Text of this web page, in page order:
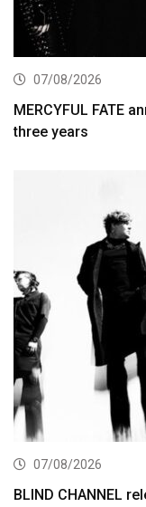
07/08/2026
MERCYFUL FATE
three years
07/08/2026
BLIND CHANNEL